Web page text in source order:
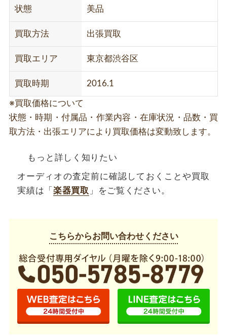
状態 美品
買取方法 出張買取
買取エリア 東京都渋谷区
買取時期 2016.1
※買取価格について
状態・時期・付属品・作業内容・在庫状況・品数・買
取方法・出張エリアにより買取価格は変動致します。
もっと詳しく知りたい
オーディオの査定前に確認しておくことや買取
実績は「 楽器買取 」をご覧ください。
こちらからお問い合わせください